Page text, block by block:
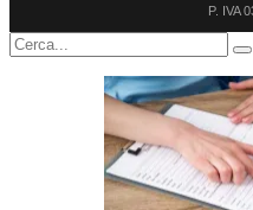
P. IVA